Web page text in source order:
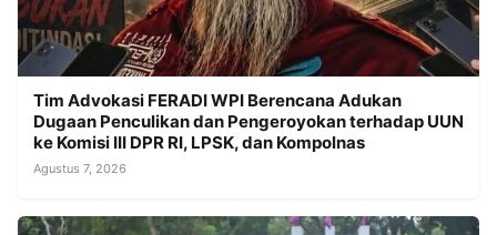
Tim Advokasi FERADI WPI Berencana Adukan
Dugaan Penculikan dan Pengeroyokan terhadap UUN
ke Komisi III DPR RI, LPSK, dan Kompolnas
Agustus 7, 2026